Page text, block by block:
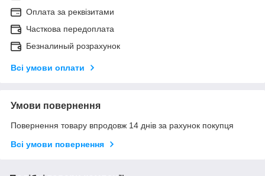
Оплата за реквізитами
Часткова передоплата
Безналиный розрахунок
Всі умови оплати
Умови повернення
Повернення товару впродовж 14 днів за рахунок покупця
Всі умови повернення